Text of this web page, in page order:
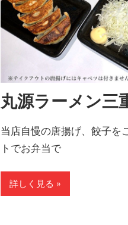
丸源ラーメン三
当店自慢の唐揚げ、餃子を
トでお弁当で
詳しく見る